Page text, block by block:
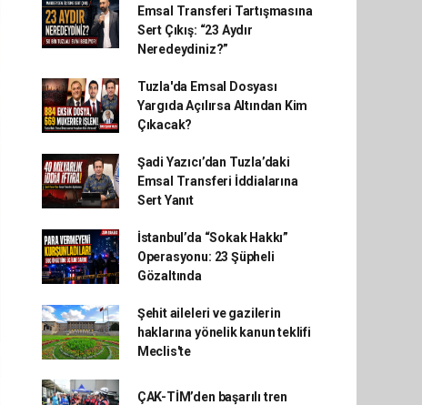
Emsal Transferi Tartışmasına
Sert Çıkış: “23 Aydır
Neredeydiniz?”
Tuzla'da Emsal Dosyası
Yargıda Açılırsa Altından Kim
Çıkacak?
Şadi Yazıcı’dan Tuzla’daki
Emsal Transferi İddialarına
Sert Yanıt
İstanbul’da “Sokak Hakkı”
Operasyonu: 23 Şüpheli
Gözaltında
Şehit aileleri ve gazilerin
haklarına yönelik kanun teklifi
Meclis'te
ÇAK-TİM’den başarılı tren